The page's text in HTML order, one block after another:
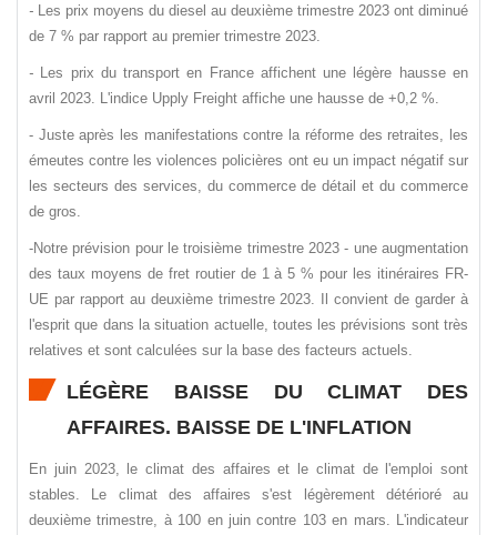
-
Les prix moyens du diesel au deuxième trimestre 2023 ont diminué
de 7 % par rapport au premier trimestre 2023.
-
Les prix du transport en France affichent une légère hausse en
avril 2023. L'indice Upply Freight affiche une hausse de +0,2 %.
- Juste après les manifestations contre la réforme des retraites, les
émeutes contre les violences policières ont eu un impact négatif sur
les secteurs des services, du commerce de détail et du commerce
de gros.
-Notre prévision pour le troisième trimestre 2023 - une augmentation
des taux moyens de fret routier de 1 à 5 % pour les itinéraires FR-
UE par rapport au deuxième trimestre 2023. Il convient de garder à
l'esprit que dans la situation actuelle, toutes les prévisions sont très
relatives et sont calculées sur la base des facteurs actuels.
LÉGÈRE BAISSE DU CLIMAT DES
AFFAIRES. BAISSE DE L'INFLATION
En juin 2023, le climat des affaires et le climat de l'emploi sont
stables. Le climat des affaires s'est légèrement détérioré au
deuxième trimestre, à 100 en juin contre 103 en mars. L'indicateur